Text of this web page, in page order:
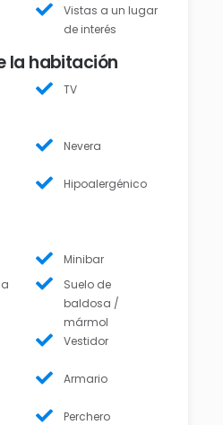
Vistas a un lugar
de interés
la habitación
TV
Nevera
Hipoalergénico
Minibar
Suelo de
baldosa /
mármol
Vestidor
Armario
Perchero